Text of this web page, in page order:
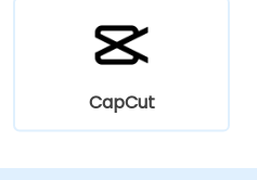
CapCut